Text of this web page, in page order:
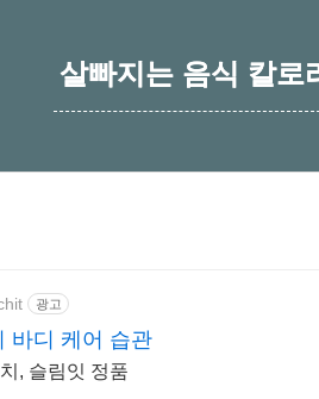
살빠지는 음식 칼로
광고
바디 케어 습관
, 슬림잇 정품